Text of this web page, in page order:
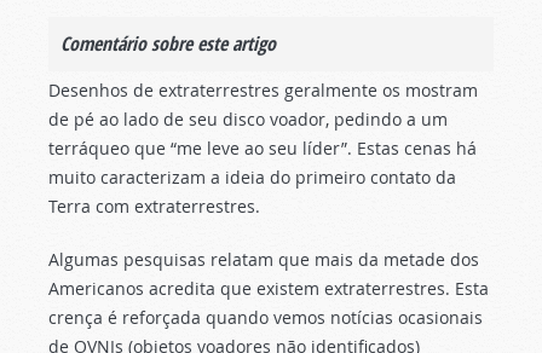
Comentário sobre este artigo
Desenhos de extraterrestres geralmente os mostram
de pé ao lado de seu disco voador, pedindo a um
terráqueo que “me leve ao seu líder”. Estas cenas há
muito caracterizam a ideia do primeiro contato da
Terra com extraterrestres.
Algumas pesquisas relatam que mais da metade dos
Americanos acredita que existem extraterrestres. Esta
crença é reforçada quando vemos notícias ocasionais
de OVNIs (objetos voadores não identificados)